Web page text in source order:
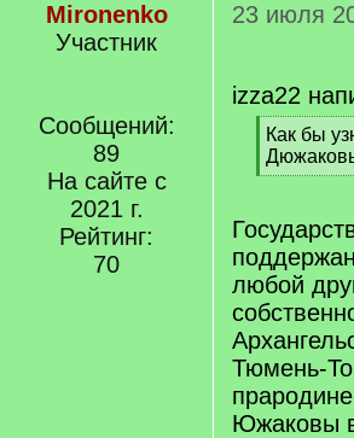
Mironenko
Участник
Сообщений:
89
На сайте с
2021 г.
Рейтинг:
70
23 июля
izza22
[
q
]
Как бы
[
q
]
любой
Тюмень-
Южаковы